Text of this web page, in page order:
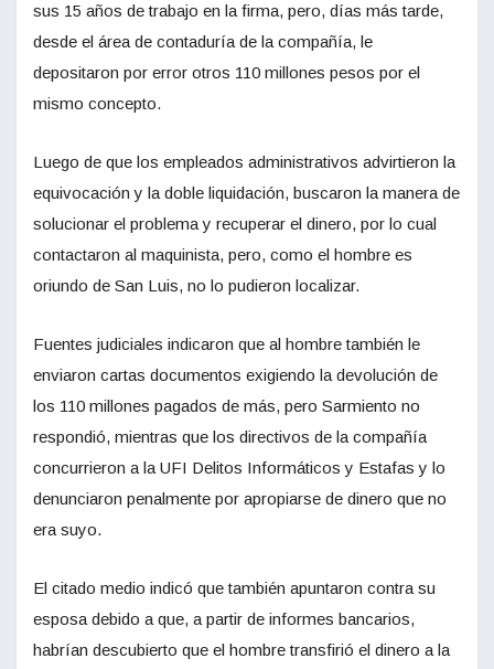
sus 15 años de trabajo en la firma, pero, días más tarde,
desde el área de contaduría de la compañía, le
depositaron por error otros 110 millones pesos por el
mismo concepto.
Luego de que los empleados administrativos advirtieron la
equivocación y la doble liquidación, buscaron la manera de
solucionar el problema y recuperar el dinero, por lo cual
contactaron al maquinista, pero, como el hombre es
oriundo de San Luis, no lo pudieron localizar.
Fuentes judiciales indicaron que al hombre también le
enviaron cartas documentos exigiendo la devolución de
los 110 millones pagados de más, pero Sarmiento no
respondió, mientras que los directivos de la compañía
concurrieron a la UFI Delitos Informáticos y Estafas y lo
denunciaron penalmente por apropiarse de dinero que no
era suyo.
El citado medio indicó que también apuntaron contra su
esposa debido a que, a partir de informes bancarios,
habrían descubierto que el hombre transfirió el dinero a la